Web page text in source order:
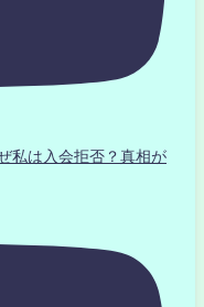
は入会拒否？真相が